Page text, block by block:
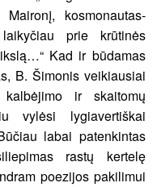
kosmonautas-
prie krūtinės
Kad ir būdamas
B. Šimonis veikiausiai
ir skaitomų
vylėsi lygiavertiškai
labai patenkintas
rastų kertelę
poezijos pakilimui